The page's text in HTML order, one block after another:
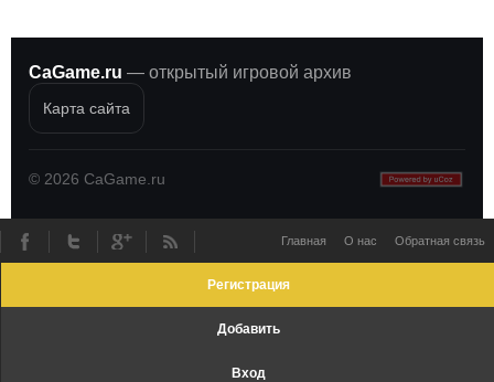
CaGame.ru — открытый игровой архив
Карта сайта
© 2026 CaGame.ru
Главная О нас Обратная связь
Регистрация
Добавить
Вход